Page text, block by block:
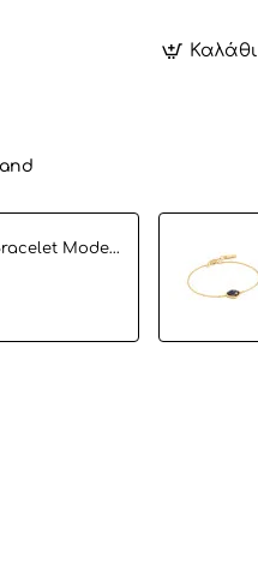
Καλάθι
Ania Haie Bracelet Modern Cirlce B002-02G